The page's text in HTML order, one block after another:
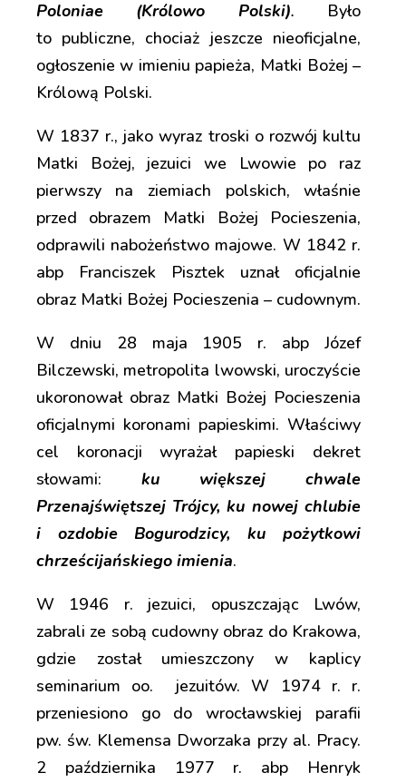
Poloniae (Królowo Polski). Było
to publiczne, chociaż jeszcze nieoficjalne,
ogłoszenie w imieniu papieża, Matki Bożej –
Królową Polski.
W 1837 r., jako wyraz troski o rozwój kultu
Matki Bożej, jezuici we Lwowie po raz
pierwszy na ziemiach polskich, właśnie
przed obrazem Matki Bożej Pocieszenia,
odprawili nabożeństwo majowe. W 1842 r.
abp Franciszek Pisztek uznał oficjalnie
obraz Matki Bożej Pocieszenia – cudownym.
W dniu 28 maja 1905 r. abp Józef
Bilczewski, metropolita lwowski, uroczyście
ukoronował obraz Matki Bożej Pocieszenia
oficjalnymi koronami papieskimi. Właściwy
cel koronacji wyrażał papieski dekret
słowami: ku większej chwale
Przenajświętszej Trójcy, ku nowej chlubie
i ozdobie Bogurodzicy, ku pożytkowi
chrześcijańskiego imienia.
W 1946 r. jezuici, opuszczając Lwów,
zabrali ze sobą cudowny obraz do Krakowa,
gdzie został umieszczony w kaplicy
seminarium oo. jezuitów. W 1974 r. r.
przeniesiono go do wrocławskiej parafii
pw. św. Klemensa Dworzaka przy al. Pracy.
2 października 1977 r. abp Henryk